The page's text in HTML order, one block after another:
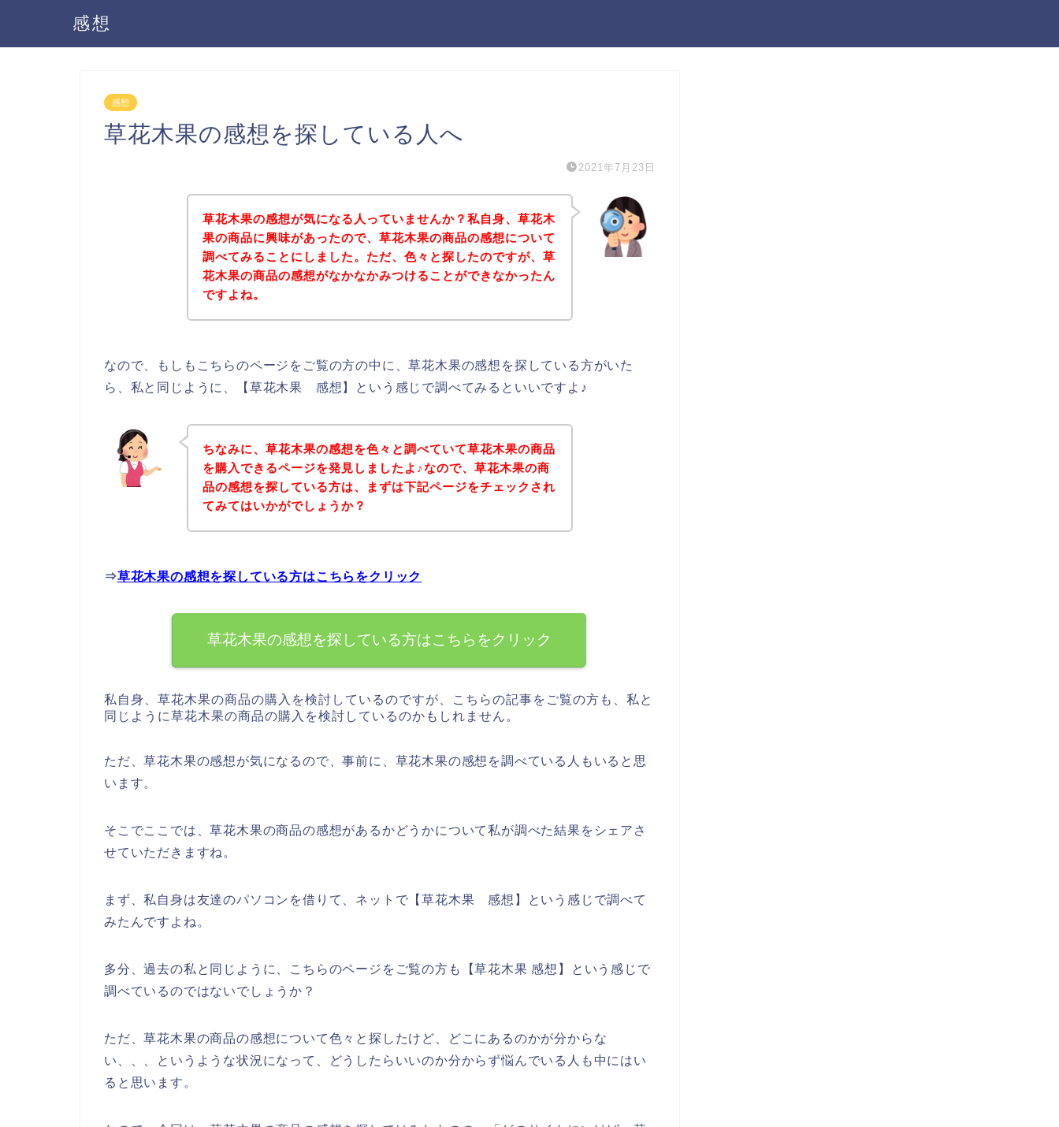
感想
感想
草花木果の感想を探している人へ
2021年7月23日
草花木果の感想が気になる人っていませんか？私自身、草花木
果の商品に興味があったので、草花木果の商品の感想について
調べてみることにしました。ただ、色々と探したのですが、草
花木果の商品の感想がなかなかみつけることができなかったん
ですよね。
なので、もしもこちらのページをご覧の方の中に、草花木果の感想を探している方がいた
ら、私と同じように、【草花木果 感想】という感じで調べてみるといいですよ♪
ちなみに、草花木果の感想を色々と調べていて草花木果の商品
を購入できるページを発見しましたよ♪なので、草花木果の商
品の感想を探している方は、まずは下記ページをチェックされ
てみてはいかがでしょうか？
⇒草花木果の感想を探している方はこちらをクリック
草花木果の感想を探している方はこちらをクリック
私自身、草花木果の商品の購入を検討しているのですが、こちらの記事をご覧の方も、私と
同じように草花木果の商品の購入を検討しているのかもしれません。
ただ、草花木果の感想が気になるので、事前に、草花木果の感想を調べている人もいると思
います。
そこでここでは、草花木果の商品の感想があるかどうかについて私が調べた結果をシェアさ
せていただきますね。
まず、私自身は友達のパソコンを借りて、ネットで【草花木果 感想】という感じで調べて
みたんですよね。
多分、過去の私と同じように、こちらのページをご覧の方も【草花木果 感想】という感じで
調べているのではないでしょうか？
ただ、草花木果の商品の感想について色々と探したけど、どこにあるのかが分からな
い、、、というような状況になって、どうしたらいいのか分からず悩んでいる人も中にはい
ると思います。